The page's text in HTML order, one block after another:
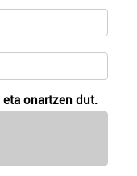
eta onartzen dut.